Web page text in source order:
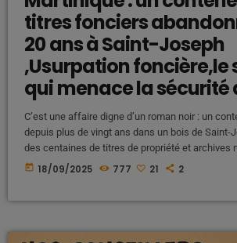
titres fonciers
20 ans à Saint-Joseph
,Usurpation foncière,le
qui menace la sécurité
C’est une affaire digne d’un roman noir : un
depuis plus de vingt ans dans un bois de Saint-
des centaines de titres de propriété et archives
documents sensibles, provenant de l’ancienne
today 18/09/2025 777 21 2